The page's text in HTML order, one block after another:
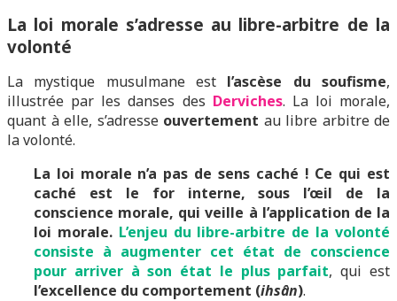
La loi morale s’adresse au libre-arbitre de la
volonté
La mystique musulmane est l’ascèse du soufisme,
illustrée par les danses des Derviches. La loi morale,
quant à elle, s’adresse ouvertement au libre arbitre de
la volonté.
La loi morale n’a pas de sens caché ! Ce qui est
caché est le for interne, sous l’œil de la
conscience morale, qui veille à l’application de la
loi morale. L’enjeu du libre-arbitre de la volonté
consiste à augmenter cet état de conscience
pour arriver à son état le plus parfait, qui est
l’excellence du comportement (ihsân).